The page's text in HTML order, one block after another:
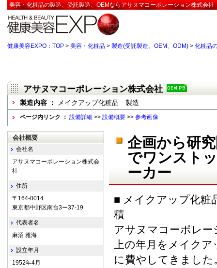
美容・化粧品の製造、受託製造、OEMならアサヌマコーポレーション株式会社
健康美容EXPO：TOP > 美容・化粧品 > 製造(受託製造、OEM、ODM) > 化粧品
アサヌマコーポレーション株式会社
製造内容 ： メイクアップ化粧品 製造
ページ内リンク ： 設備詳細 >> 設備概要 >> 参考画像
企画から研
でワンスト
ーカー
■ メイクアップ化粧
積
アサヌマコーポレー
上の年月をメイクア
に費やしてきまし
会社概要
会社名
アサヌマコーポレーション株式会
社
住所
〒164-0014
東京都中野区南台3ー37-19
代表者名
麻沼 雅海
設立年月
1952年4月